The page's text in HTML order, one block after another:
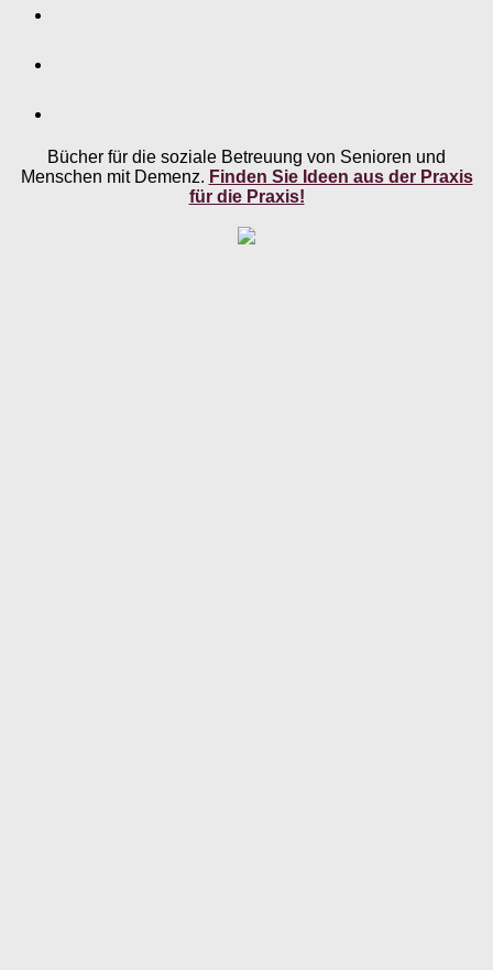
Bücher für die soziale Betreuung von Senioren und
Menschen mit Demenz. Finden Sie Ideen aus der Praxis
für die Praxis!